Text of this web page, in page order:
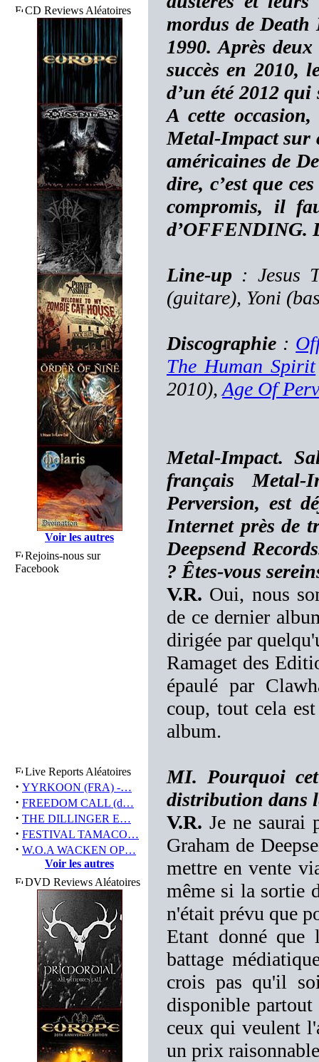
CD Reviews Aléatoires
Voir les autres
Rejoins-nous sur
Facebook
Live Reports Aléatoires
· YYRKOON (FRA) -…
· FREEDOM CALL (d…
· THE DILLINGER E…
· FESTIVAL TAMACO…
· W.O.A WACKEN OP…
Voir les autres
DVD Reviews Aléatoires
mordus de Death
1990. Après
succès en 2010,
d’un été 2012
A cette
Metal-Impact sur
américaines de
dire, c’est que
compromis, il
d’OFFENDING.
Line-up : Jesus
(guitare), Yoni
Discographie :
The Human Spirit
2010), Age Of
Metal-Impact.
français Metal-
Perversion, est
Internet près de
Deepsend
? Êtes-vous
V.R. Oui, nous
de ce dernier
dirigée par
Ramaget des
épaulé par
coup, tout cela
album.
MI. Pourquoi
distribution dans
V.R. Je ne saurai
Graham de
mettre en vente
même si la sortie
n'était prévu que
Etant donné
battage
crois pas qu'il
disponible
ceux qui veulent
un prix